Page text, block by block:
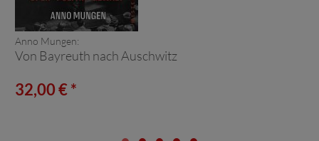
Anno Mungen:
Von Bayreuth nach Auschwitz
32,00 € *